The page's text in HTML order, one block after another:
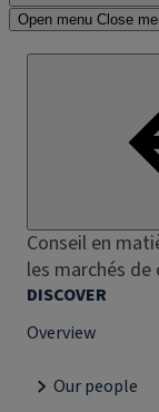
Open menu Close
Conseil en
les marchés
DISCOVER
Overview
Our people